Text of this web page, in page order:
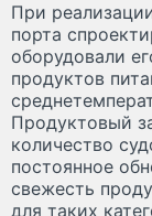
При
порта
оборудовали
продуктов
Продуктовый
количество
постоянное
свежесть
для таких